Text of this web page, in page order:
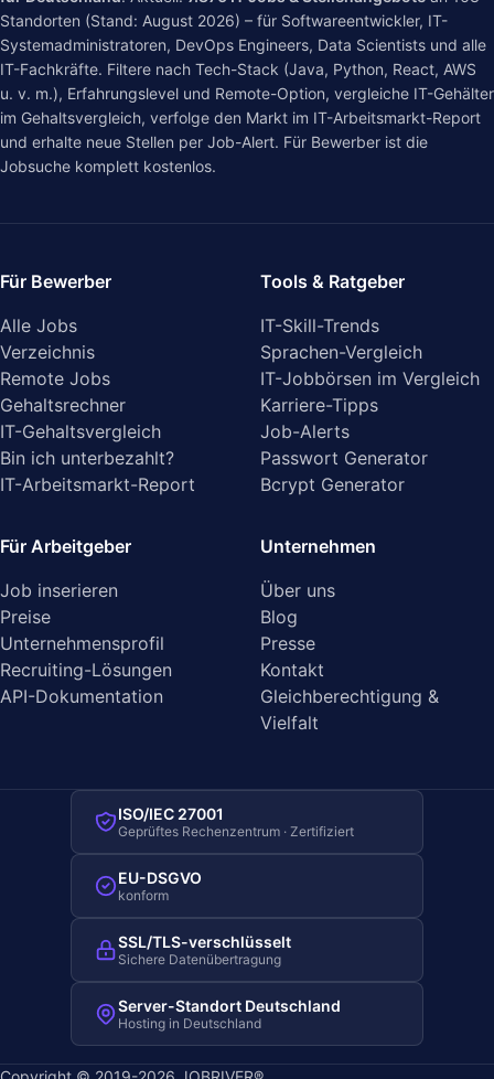
Standorten (Stand: August 2026) – für Softwareentwickler, IT-
Systemadministratoren, DevOps Engineers, Data Scientists und alle
IT-Fachkräfte. Filtere nach Tech-Stack (Java, Python, React, AWS
u. v. m.), Erfahrungslevel und Remote-Option, vergleiche IT-Gehälter
im Gehaltsvergleich, verfolge den Markt im IT-Arbeitsmarkt-Report
und erhalte neue Stellen per Job-Alert. Für Bewerber ist die
Jobsuche komplett kostenlos.
Für Bewerber
Alle Jobs
Verzeichnis
Remote Jobs
Gehaltsrechner
IT-Gehaltsvergleich
Bin ich unterbezahlt?
IT-Arbeitsmarkt-Report
Tools & Ratgeber
IT-Skill-Trends
Sprachen-Vergleich
IT-Jobbörsen im Vergleich
Karriere-Tipps
Job-Alerts
Passwort Generator
Bcrypt Generator
Für Arbeitgeber
Job inserieren
Preise
Unternehmensprofil
Recruiting-Lösungen
API-Dokumentation
Unternehmen
Über uns
Blog
Presse
Kontakt
Gleichberechtigung &
Vielfalt
ISO/IEC 27001
Geprüftes Rechenzentrum · Zertifiziert
EU-DSGVO
konform
SSL/TLS-verschlüsselt
Sichere Datenübertragung
Server-Standort Deutschland
Hosting in Deutschland